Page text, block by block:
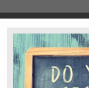
Ν. ΣΕΡΡΩΝ Η ΓΗ
ΤΥΧΑΙΕΣ
Serres Racing